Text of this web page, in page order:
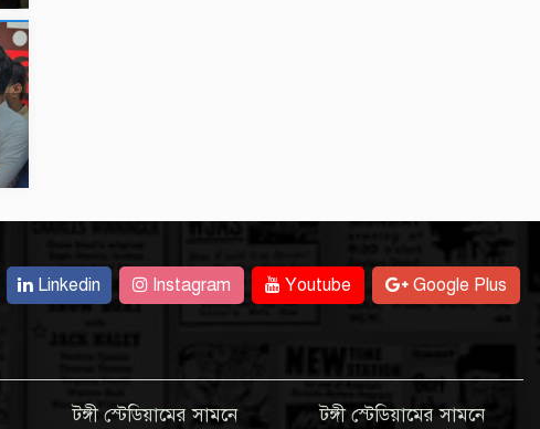
Linkedin Instagram Youtube Google Plus
টঙ্গী স্টেডিয়ামের সামনে
টঙ্গী স্টেডিয়ামের সামনে